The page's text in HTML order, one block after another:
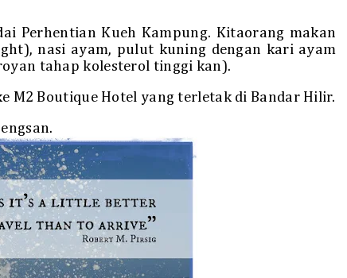
Perhentian Kueh Kampung. Kitaorang makan
nasi ayam, pulut kuning dengan kari ayam
tahap kolesterol tinggi kan).
M2 Boutique Hotel yang terletak di Bandar Hilir.